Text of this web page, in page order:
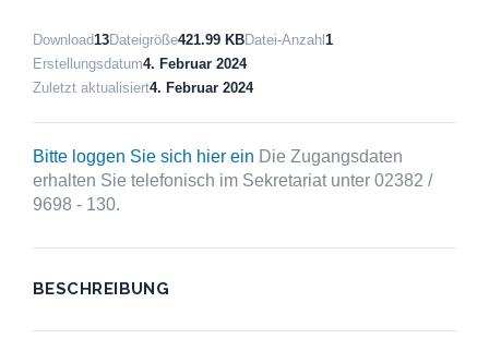
Download13Dateigröße421.99 KBDatei-Anzahl 1
Erstellungsdatum4. Februar 2024
Zuletzt aktualisiert4. Februar 2024
Bitte loggen Sie sich hier ein Die Zugangsdaten
erhalten Sie telefonisch im Sekretariat unter 02382 /
9698 - 130.
BESCHREIBUNG